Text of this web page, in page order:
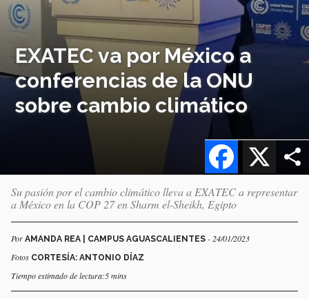
EXATEC va por México a
conferencias de la ONU
sobre cambio climático
X
Facebook
Su pasión por el cambio climático lleva a EXATEC a representar
a México en la COP 27 en Sharm el-Sheikh, Egipto
Por AMANDA REA | CAMPUS AGUASCALIENTES - 24/01/2023
Fotos CORTESÍA: ANTONIO DÍAZ
Tiempo estimado de lectura:5 mins